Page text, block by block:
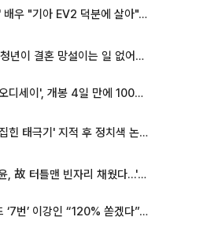
'굿 윌 헌팅' 배우 "기아 EV2 덕분에 살아"…교통사고 후 안전성 극찬
李대통령 “청년이 결혼 망설이는 일 없어야...제도상 불이익 조사”
놀란 감독 '오디세이', 개봉 4일 만에 100만 돌파⋯'왕사남' 보다 빠르다
김희철, '뒤집힌 태극기' 지적 후 정치색 논란…"좌우 떠나 우리나라 국기"
'불명' 문세윤, 故 터틀맨 빈자리 채웠다…'거북이' 눈물의 최종 우승
AT마드리드 ‘7번’ 이강인 “120% 쏟겠다”⋯시메오네 감독 “필요한 선수”